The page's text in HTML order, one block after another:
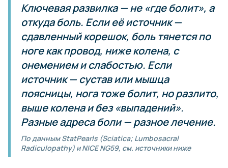
Ключевая развилка — не «где болит», а
откудаболь. Если её источник —
сдавленный корешок, боль тянется по
ноге как провод, ниже колена, с
онемением и слабостью. Если
источник — сустав или мышца
поясницы, нога тоже болит, но разлито,
выше колена и без «выпадений».
Разные адреса боли — разное лечение.
По данным StatPearls (Sciatica; Lumbosacral
Radiculopathy) и NICE NG59, см. источники ниже